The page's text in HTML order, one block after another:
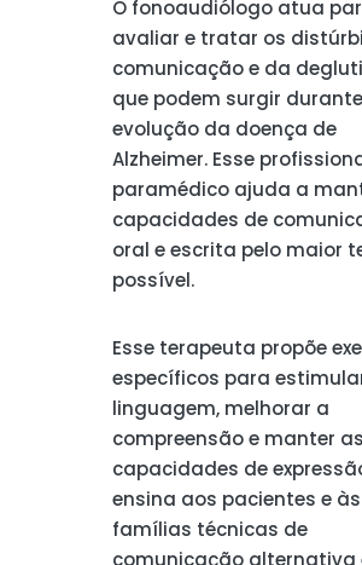
O fonoaudiólogo atua
avaliar e tratar os
comunicação e da
que podem surgir
evolução da doença de
Alzheimer. Esse
paramédico ajuda a
capacidades de
oral e escrita pelo maior
possível.
Esse terapeuta propõe
específicos para
linguagem, melhorar a
compreensão e manter as
capacidades de
ensina aos pacientes e às
famílias técnicas de
comunicação alternativa